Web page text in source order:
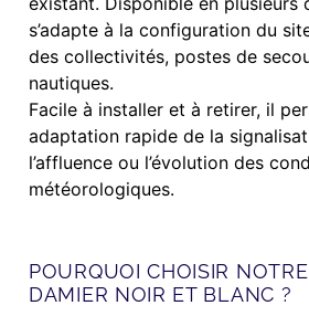
s’adapte à la configuration du
des collectivités, postes de
nautiques.
Facile à installer et à retirer, il
adaptation rapide de la
l’affluence ou l’évolution des
météorologiques.
POURQUOI CHOISIR
DAMIER NOIR ET BLANC ?